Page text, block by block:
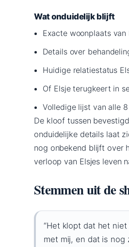
Wat onduidelijk blijft
Exacte woonplaats van
Details over
Huidige relatiestatus
Of Elsje terugkeert in
Volledige lijst van alle
De kloof tussen
onduidelijke details laat
nog onbekend blijft over
verloop van Elsjes leven
Stemmen uit de
“Het klopt dat het
met mij, en dat is nog